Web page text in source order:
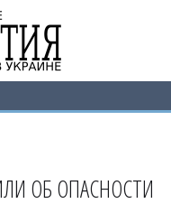
ОБ ОПАСНОСТИ